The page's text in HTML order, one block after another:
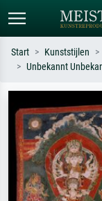
Zoek op kunstenaar,
Monet, Sterrennacht,
Hokusai-golf,
Start Kunststijlen
Unbekannt